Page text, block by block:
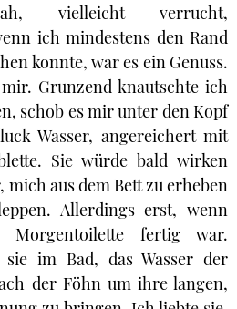
vielleicht verrucht,
ich mindestens den Rand
konnte, war es ein Genuss.
Grunzend knautschte ich
schob es mir unter den Kopf
Wasser, angereichert mit
Sie würde bald wirken
aus dem Bett zu erheben
Allerdings erst, wenn
fertig war.
im Bad, das Wasser der
der Föhn um ihre langen,